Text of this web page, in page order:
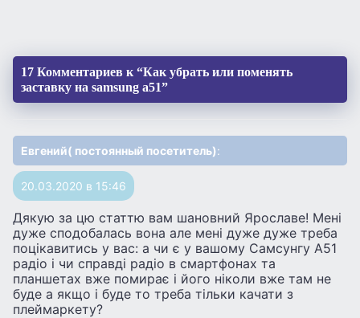
17 Комментариев к “Как убрать или поменять
заставку на samsung a51”
Евгений( постоянный посетитель):
20.03.2020 в 15:46
Дякую за цю статтю вам шановний Ярославе! Мені
дуже сподобалась вона але мені дуже дуже треба
поцікавитись у вас: а чи є у вашому Самсунгу А51
радіо і чи справді радіо в смартфонах та
планшетах вже помирає і його ніколи вже там не
буде а якщо і буде то треба тільки качати з
плеймаркету?